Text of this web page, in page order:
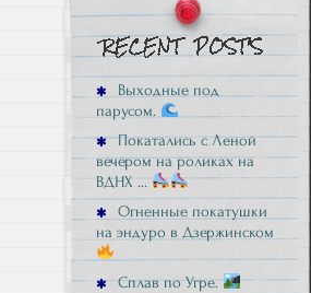
Выходные под
парусом.
Покатались с Леной
вечером на роликах на
ВДНХ …
Огненные покатушки
на эндуро в Дзержинском
Сплав по Угре.